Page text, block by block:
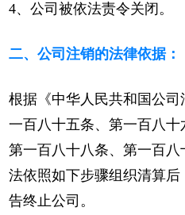
4、公司被依法责令关闭。
二、公司注销的法律依据：
根据《中华人民共和国公
一百八十五条、第一百八十
第一百八十八条、第一百
法依照如下步骤组织清算
告终止公司。